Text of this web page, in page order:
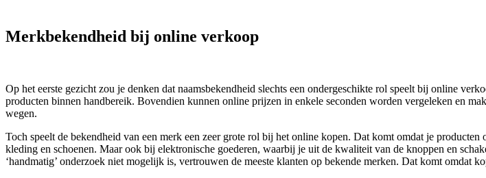
Merkbekendheid bij online verkoop
Op het eerste gezicht zou je denken dat naamsbekendheid slechts een ondergeschikte rol speelt bij online
producten binnen handbereik. Bovendien kunnen online prijzen in enkele seconden worden vergeleken en
wegen.
Toch speelt de bekendheid van een merk een zeer grote rol bij het online kopen. Dat komt omdat je
kleding en schoenen. Maar ook bij elektronische goederen, waarbij je uit de kwaliteit van de knoppen en
‘handmatig’ onderzoek niet mogelijk is, vertrouwen de meeste klanten op bekende merken. Dat komt omdat